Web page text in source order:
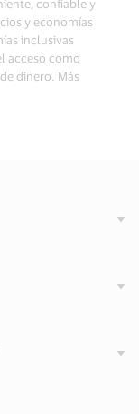
confiable y
y economías
inclusivas
acceso como
dinero. Más